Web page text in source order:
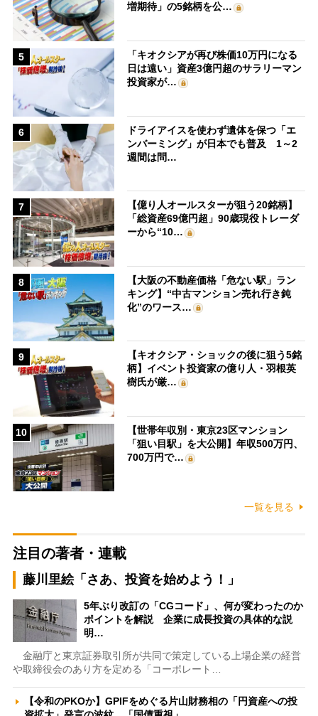
増期待」の5銘柄を公…
5
「キオクシアが再び株価10万円になる
日は遠い」資産3億円超のサラリーマン
投資家が…
6
ドライアイスを使わず遺体を保つ「エ
ンバーミング」が日本でも普及 1～2
週間は問…
7
【億り人オールスターが狙う20銘柄】
「総資産69億円超」90歳現役トレーダ
ーから“10…
8
【大阪の不動産価格「危ない駅」ラン
キング】“中古マンション売れ行き鈍
化”のワース…
9
【キオクシア・ショックの後に狙う5銘
柄】イベント投資家の億り人・羽根英
樹氏が厳…
10
【世帯年収別・東京23区マンション
「狙い目駅」を大公開】年収500万円、
700万円で…
一覧を見る
注目の著者・連載
藤川里絵「さあ、投資を始めよう！」
5年ぶり改訂の「CGコード」、何が変わったのか
ポイントを解説 企業に成長投資の具体的な説
明…
金融庁と東京証券取引所が共同で策定している上場企業の経営
や取締役会のあり方を定める「コーポレート…
【令和のPKOか】GPIFをめぐる片山財務相の「円資産への投